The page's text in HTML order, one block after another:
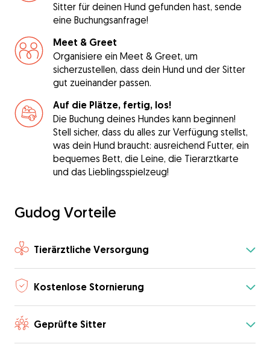
Sitter für deinen Hund gefunden hast, sende
eine Buchungsanfrage!
Meet & Greet
Organisiere ein Meet & Greet, um
sicherzustellen, dass dein Hund und der Sitter
gut zueinander passen.
Auf die Plätze, fertig, los!
Die Buchung deines Hundes kann beginnen!
Stell sicher, dass du alles zur Verfügung stellst,
was dein Hund braucht: ausreichend Futter, ein
bequemes Bett, die Leine, die Tierarztkarte
und das Lieblingsspielzeug!
Gudog Vorteile
Tierärztliche Versorgung
Kostenlose Stornierung
Geprüfte Sitter